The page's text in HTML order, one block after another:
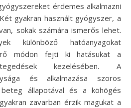
érdemes alkalmazni
gyakran használt gyógyszer, a
sokak számára ismerős lehet.
különböző hatóanyagokat
módon fejti ki hatásukat a
kezelésében. A
és alkalmazása szoros
állapotával és a köhögés
zavarban érzik magukat a